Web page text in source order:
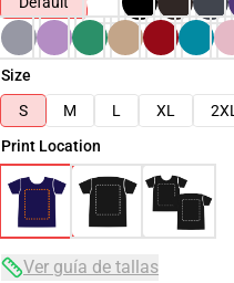
Size
S
M L XL 2XL
Print Location
Ver guía de tallas